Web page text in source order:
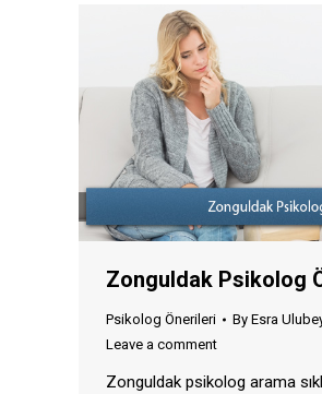
Zonguldak Psikolog
Psikolog Önerileri By Esra
Leave a comment
Zonguldak psikolog arama